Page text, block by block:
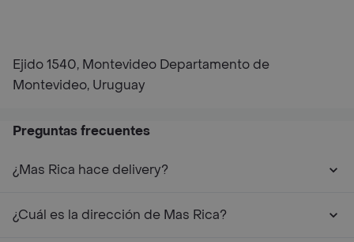
Ejido 1540, Montevideo Departamento de
Montevideo, Uruguay
Preguntas frecuentes
¿Mas Rica hace delivery?
¿Cuál es la dirección de Mas Rica?